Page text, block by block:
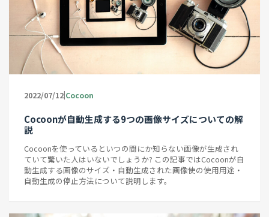
2022/07/12|Cocoon
Cocoonが自動生成する9つの画像サイズについての解
説
Cocoonを使っているといつの間にか知らない画像が生成され
ていて驚いた人はいないでしょうか? この記事ではCocoonが自
動生成する画像のサイズ・自動生成された画像使の使用用途・
自動生成の停止方法について説明します。